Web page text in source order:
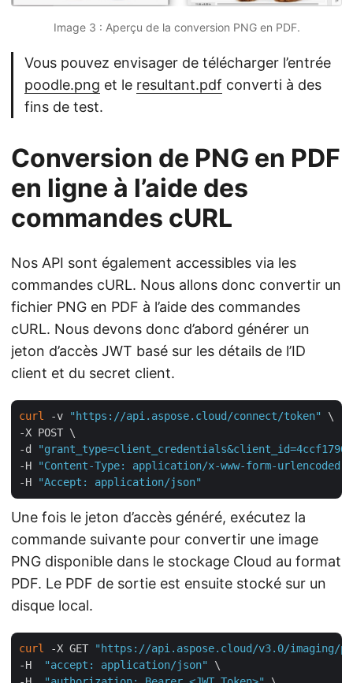
Image 3 : Aperçu de la conversion PNG en PDF.
Vous pouvez envisager de télécharger l’entrée
poodle.png et le resultant.pdf converti à des
fins de test.
Conversion de PNG en PDF
en ligne à l’aide des
commandes cURL
Nos API sont également accessibles via les
commandes cURL. Nous allons donc convertir un
fichier PNG en PDF à l’aide des commandes
cURL. Nous devons donc d’abord générer un
jeton d’accès JWT basé sur les détails de l’ID
client et du secret client.
curl -v "https://api.aspose.cloud/connect/token"
\
-X POST \
-d
"grant_type=client_credentials&client_id=4ccf1790-
-H
"Content-Type: application/x-www-form-urlencoded"
-H
"Accept: application/json"
Une fois le jeton d’accès généré, exécutez la
commande suivante pour convertir une image
PNG disponible dans le stockage Cloud au format
PDF. Le PDF de sortie est ensuite stocké sur un
disque local.
curl -X GET
"https://api.aspose.cloud/v3.0/imaging/
-H
"accept: application/json"
\